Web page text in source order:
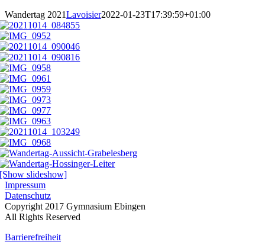
Wandertag 2021Lavoisier2022-01-23T17:39:59+01:00
[Show slideshow]
Impressum
Datenschutz
Copyright 2017 Gymnasium Ebingen
All Rights Reserved
Barrierefreiheit